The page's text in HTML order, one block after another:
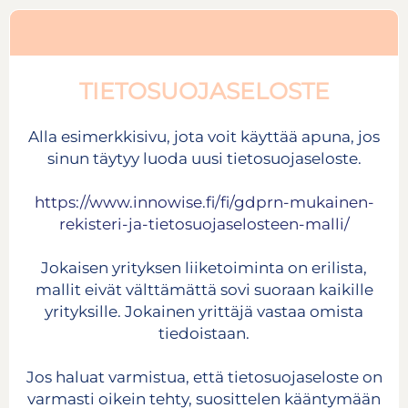
TIETOSUOJASELOSTE
Alla esimerkkisivu, jota voit käyttää apuna, jos
sinun täytyy luoda uusi tietosuojaseloste.
https://www.innowise.fi/fi/gdprn-mukainen-
rekisteri-ja-tietosuojaselosteen-malli/
Jokaisen yrityksen liiketoiminta on erilista,
mallit eivät välttämättä sovi suoraan kaikille
yrityksille. Jokainen yrittäjä vastaa omista
tiedoistaan.
Jos haluat varmistua, että tietosuojaseloste on
varmasti oikein tehty, suosittelen kääntymään